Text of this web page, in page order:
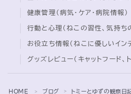
Follow Me